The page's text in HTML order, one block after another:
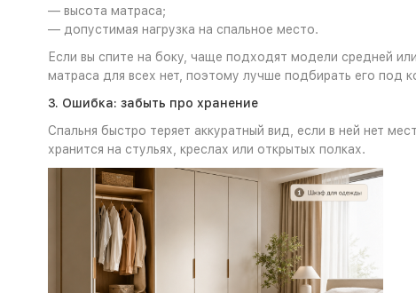
— высота матраса;
— допустимая нагрузка на спальное место.
Если вы спите на боку, чаще подходят модели средней
матраса для всех нет, поэтому лучше подбирать его под
3. Ошибка: забыть про хранение
Спальня быстро теряет аккуратный вид, если в ней нет
хранится на стульях, креслах или открытых полках.